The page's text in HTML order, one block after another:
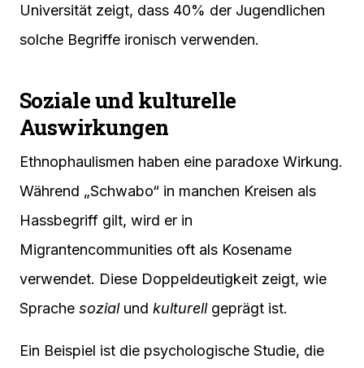
Universität zeigt, dass 40% der Jugendlichen
solche Begriffe ironisch verwenden.
Soziale und kulturelle
Auswirkungen
Ethnophaulismen haben eine paradoxe Wirkung.
Während „Schwabo“ in manchen Kreisen als
Hassbegriff gilt, wird er in
Migrantencommunities oft als Kosename
verwendet. Diese Doppeldeutigkeit zeigt, wie
Sprache sozialund kulturellgeprägt ist.
Ein Beispiel ist die psychologische Studie, die